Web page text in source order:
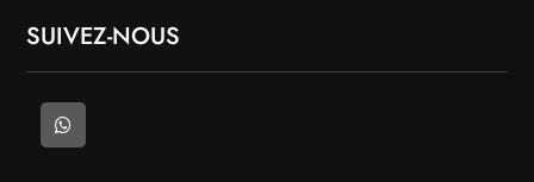
SUIVEZ-NOUS